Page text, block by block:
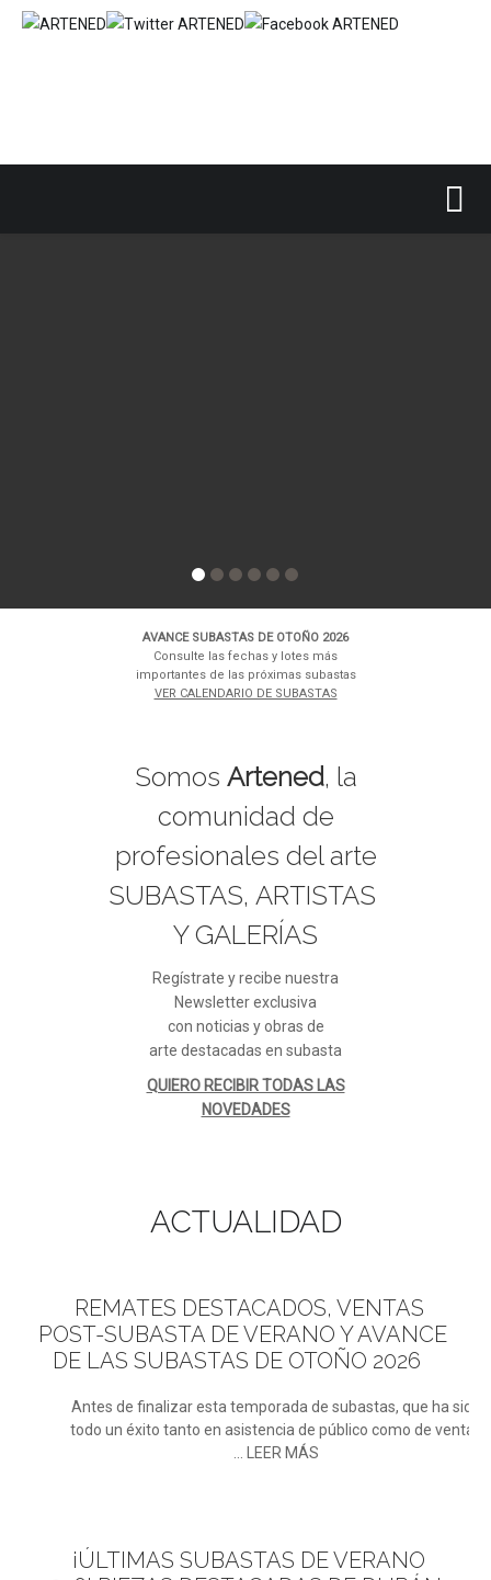
AVANCE SUBASTAS DE OTOÑO 2026
Consulte las fechas y lotes más
importantes de las próximas subastas
VER CALENDARIO DE SUBASTAS
Somos Artened, la
comunidad de
profesionales del arte
SUBASTAS, ARTISTAS
Y GALERÍAS
Regístrate y recibe nuestra
Newsletter exclusiva
con noticias y obras de
arte destacadas en subasta
QUIERO RECIBIR TODAS LAS
NOVEDADES
ACTUALIDAD
REMATES DESTACADOS, VENTAS
POST-SUBASTA DE VERANO Y AVANCE
DE LAS SUBASTAS DE OTOÑO 2026
Antes de finalizar esta temporada de subastas, que ha sido
todo un éxito tanto en asistencia de público como de ventas
... LEER MÁS
¡ÚLTIMAS SUBASTAS DE VERANO